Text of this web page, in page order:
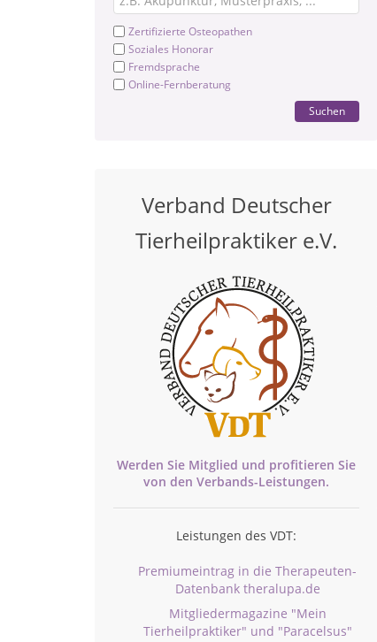
Zertifizierte Osteopathen
Soziales Honorar
Fremdsprache
Online-Fernberatung
Suchen
Verband Deutscher
Tierheilpraktiker e.V.
Werden Sie Mitglied und profitieren Sie
von den Verbands-Leistungen.
Leistungen des VDT:
Premiumeintrag in die Therapeuten-
Datenbank theralupa.de
Mitgliedermagazine "Mein
Tierheilpraktiker" und "Paracelsus"